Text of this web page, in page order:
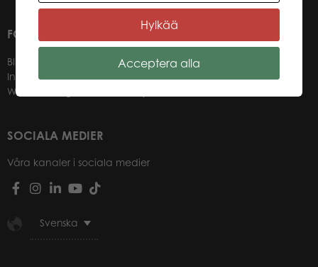
FÖR VÅRA ÅTERFÖRSÄLJARE
Bli återförsäljare
Information för återförsäljare
Webbutik-login för återförsäljare
SOCIALA MEDIER
Våra kanaler i sociala medier
Svenska
Hylkää
Acceptera alla